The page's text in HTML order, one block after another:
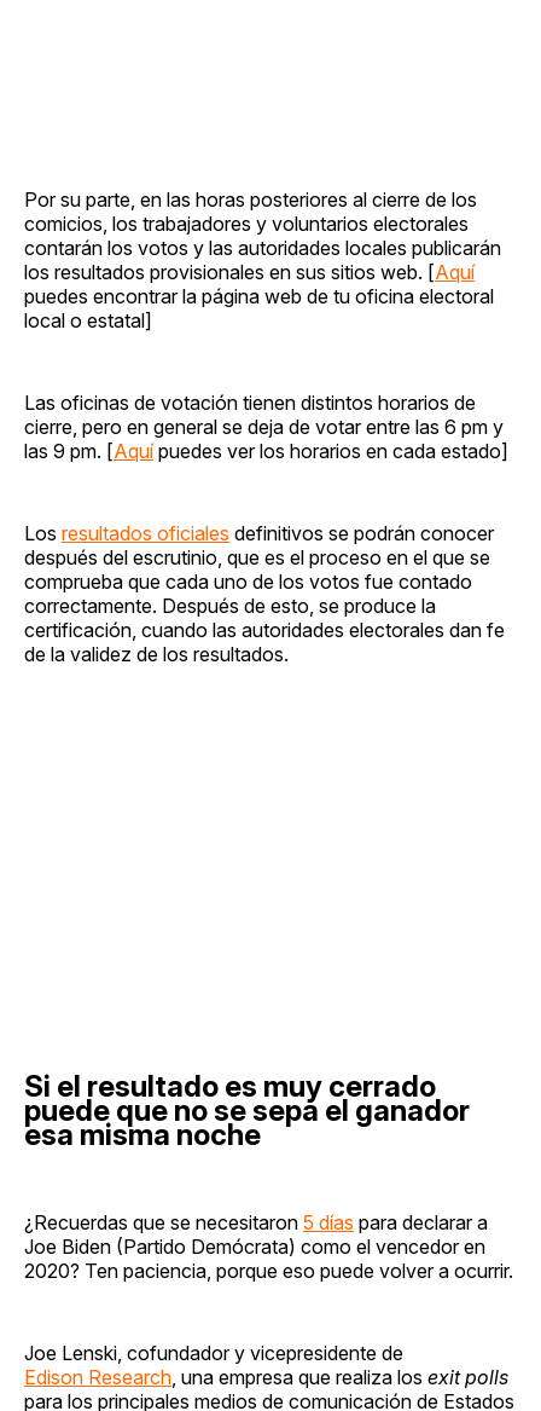
Por su parte, en las horas posteriores al cierre de los
comicios, los trabajadores y voluntarios electorales
contarán los votos y las autoridades locales publicarán
los resultados provisionales en sus sitios web. [Aquí
puedes encontrar la página web de tu oficina electoral
local o estatal]
Las oficinas de votación tienen distintos horarios de
cierre, pero en general se deja de votar entre las 6 pm y
las 9 pm. [Aquípuedes ver los horarios en cada estado]
Los resultados oficiales definitivos se podrán conocer
después del escrutinio, que es el proceso en el que se
comprueba que cada uno de los votos fue contado
correctamente. Después de esto, se produce la
certificación, cuando las autoridades electorales dan fe
de la validez de los resultados.
Si el resultado es muy cerrado
puede que no se sepa el ganador
esa misma noche
¿Recuerdas que se necesitaron 5 días para declarar a
Joe Biden (Partido Demócrata) como el vencedor en
2020? Ten paciencia, porque eso puede volver a ocurrir.
Joe Lenski, cofundador y vicepresidente de
Edison Research , una empresa que realiza los exit polls
para los principales medios de comunicación de Estados